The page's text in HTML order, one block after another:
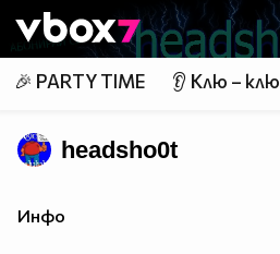
👾
🎉 PARTY TIME 👂 Клю – клю
headsho0t
Инфо